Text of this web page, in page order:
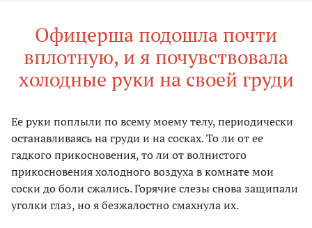
Офицерша подошла почти
вплотную, и я почувствовала
холодные руки на своей груди
Ее руки поплыли по всему моему телу, периодически
останавливаясь на груди и на сосках. То ли от ее
гадкого прикосновения, то ли от волнистого
прикосновения холодного воздуха в комнате мои
соски до боли сжались. Горячие слезы снова защипали
уголки глаз, но я безжалостно смахнула их.